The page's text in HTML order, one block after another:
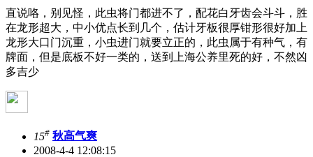
直说咯，别见怪，此虫将门都进不了，配花白牙齿会斗斗，胜
在龙形超大，中小优点长到几个，估计牙板很厚钳形很好加上
龙形大口门沉重，小虫进门就要立正的，此虫属于有种气，有
牌面，但是底板不好一类的，送到上海公养里死的好，不然凶
多吉少
15# 秋高气爽
2008-4-4 12:08:15